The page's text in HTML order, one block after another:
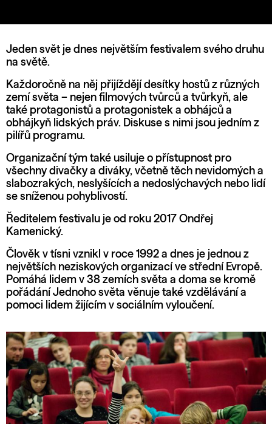
Jeden svět je dnes největším festivalem svého druhu
na světě.
Každoročně na něj přijíždějí desítky hostů z různých
zemí světa – nejen filmových tvůrců a tvůrkyň, ale
také protagonistů a protagonistek a obhájců a
obhájkyň lidských práv. Diskuse s nimi jsou jedním z
pilířů programu.
Organizační tým také usiluje o přístupnost pro
všechny divačky a diváky, včetně těch nevidomých a
slabozrakých, neslyšících a nedoslýchavých nebo lidí
se sníženou pohyblivostí.
Ředitelem festivalu je od roku 2017 Ondřej
Kamenický.
Člověk v tísni vznikl v roce 1992 a dnes je jednou z
největších neziskových organizací ve střední Evropě.
Pomáhá lidem v 38 zemích světa a doma se kromě
pořádání Jednoho světa věnuje také vzdělávání a
pomoci lidem žijícím v sociálním vyloučení.